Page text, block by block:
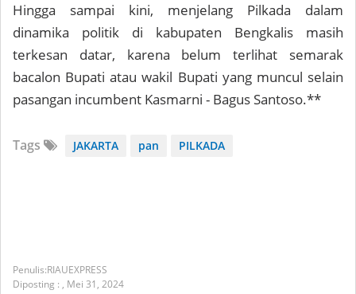
Hingga sampai kini, menjelang Pilkada dalam
dinamika politik di kabupaten Bengkalis masih
terkesan datar, karena belum terlihat semarak
bacalon Bupati atau wakil Bupati yang muncul selain
pasangan incumbent Kasmarni - Bagus Santoso.**
Tags JAKARTA pan PILKADA
RIAUEXPRESS
Diposting : , Mei 31, 2024